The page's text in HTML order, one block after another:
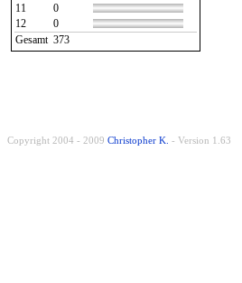
11
0
12
0
Gesamt 373
Copyright 2004 - 2009 Christopher K. - Version 1.63